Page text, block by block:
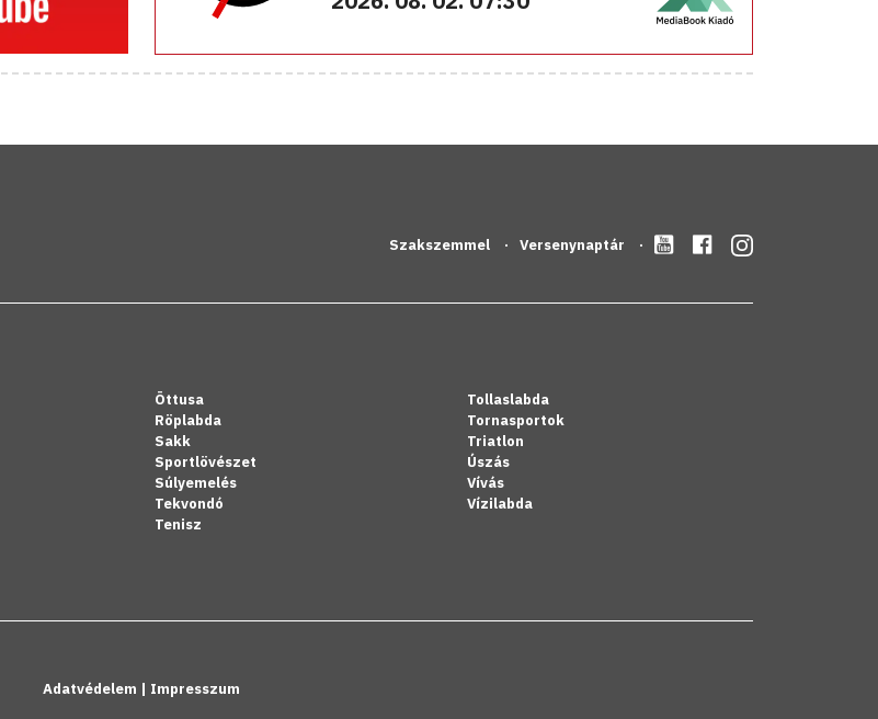
Szakszemmel Versenynaptár
Öttusa
Röplabda
Sakk
Sportlövészet
Súlyemelés
Tekvondó
Tenisz
Tollaslabda
Tornasportok
Triatlon
Úszás
Vívás
Vízilabda
Adatvédelem | Impresszum